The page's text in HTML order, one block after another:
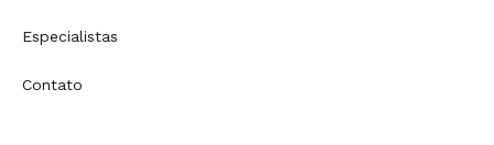
Especialistas
Contato